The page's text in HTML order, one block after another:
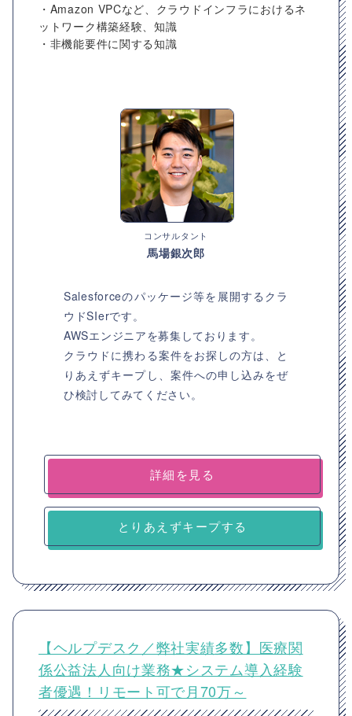
・Amazon VPCなど、クラウドインフラにおけるネ
ットワーク構築経験、知識
・非機能要件に関する知識
コンサルタント
馬場銀次郎
Salesforceのパッケージ等を展開するクラ
ウドSIerです。
AWSエンジニアを募集しております。
クラウドに携わる案件をお探しの方は、と
りあえずキープし、案件への申し込みをぜ
ひ検討してみてください。
詳細を見る
とりあえずキープする
【ヘルプデスク／弊社実績多数】医療関
係公益法人向け業務★システム導入経験
者優遇！リモート可で月70万～